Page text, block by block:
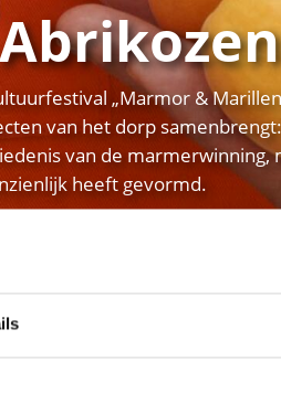
„Marmor &
van het dorp
van de marmerwinning,
heeft gevormd.